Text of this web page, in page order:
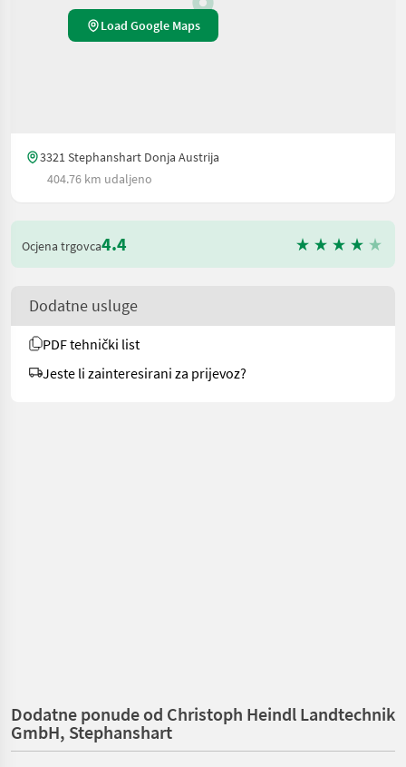
Load Google Maps
3321 Stephanshart Donja Austrija
404.76 km udaljeno
Ocjena trgovca4.4
Dodatne usluge
PDF tehnički list
Jeste li zainteresirani za prijevoz?
Dodatne ponude od Christoph Heindl Landtechnik
GmbH, Stephanshart